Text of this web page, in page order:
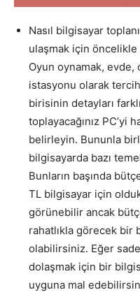
Nasıl bilgisayar
ulaşmak için
Oyun oynamak, evde,
istasyonu olarak
birisinin detayları
toplayacağınız PC’yi
belirleyin. Bununla
bilgisayarda bazı
Bunların başında
TL bilgisayar için
görünebilir ancak
rahatlıkla görecek bir
olabilirsiniz. Eğer
dolaşmak için bir
uyguna mal